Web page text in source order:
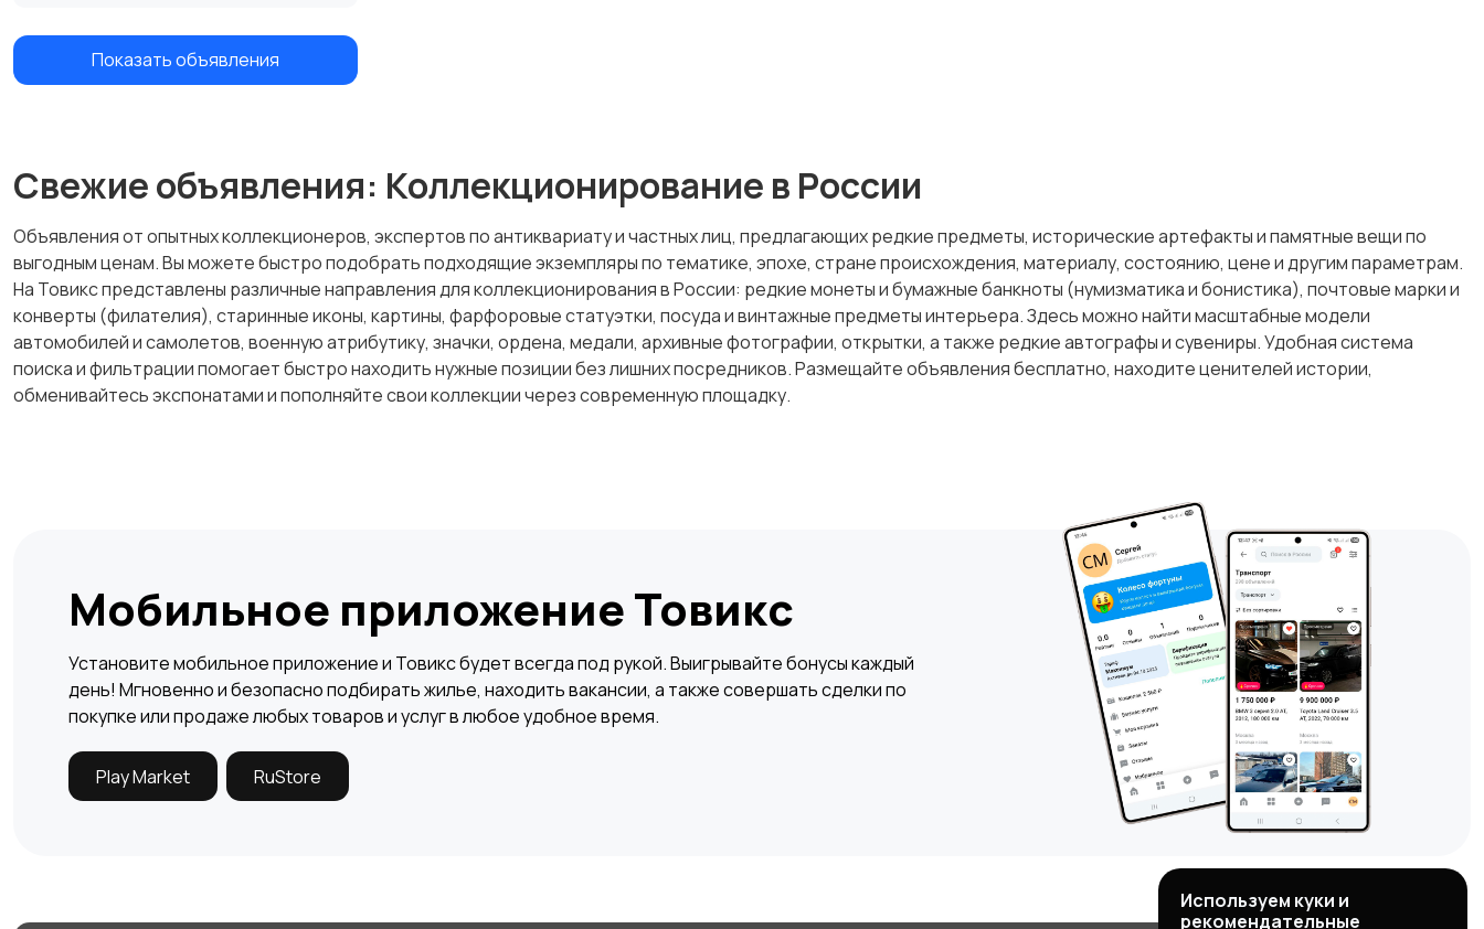
Показать объявления
Свежие объявления: Коллекционирование в России
Объявления от опытных коллекционеров, экспертов по антиквариату и частных лиц, предлагающих редкие предметы, исторические артефакты и памятные вещи по
выгодным ценам. Вы можете быстро подобрать подходящие экземпляры по тематике, эпохе, стране происхождения, материалу, состоянию, цене и другим параметрам.
На Товикс представлены различные направления для коллекционирования в России: редкие монеты и бумажные банкноты (нумизматика и бонистика), почтовые марки и
конверты (филателия), старинные иконы, картины, фарфоровые статуэтки, посуда и винтажные предметы интерьера. Здесь можно найти масштабные модели
автомобилей и самолетов, военную атрибутику, значки, ордена, медали, архивные фотографии, открытки, а также редкие автографы и сувениры. Удобная система
поиска и фильтрации помогает быстро находить нужные позиции без лишних посредников. Размещайте объявления бесплатно, находите ценителей истории,
обменивайтесь экспонатами и пополняйте свои коллекции через современную площадку.
Мобильное приложение Товикс
Установите мобильное приложение и Товикс будет всегда под рукой. Выигрывайте бонусы каждый
день! Мгновенно и безопасно подбирать жилье, находить вакансии, а также совершать сделки по
покупке или продаже любых товаров и услуг в любое удобное время.
Play Market RuStore
Используем куки и
рекомендательные
×